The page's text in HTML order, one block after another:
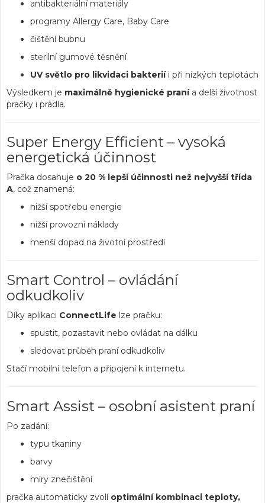
antibakteriální materiály
programy Allergy Care, Baby Care
čištění bubnu
sterilní gumové těsnění
UV světlo pro likvidaci bakteriíi při nízkých teplotách
Výsledkem je maximálně hygienické pranía delší životnost
pračky i prádla.
Super Energy Efficient – vysoká
energetická účinnost
Pračka dosahuje o 20 % lepší účinnosti než nejvyšší třída
A, což znamená:
nižší spotřebu energie
nižší provozní náklady
menší dopad na životní prostředí
Smart Control – ovládání
odkudkoliv
Díky aplikaci ConnectLife lze pračku:
spustit, pozastavit nebo ovládat na dálku
sledovat průběh praní odkudkoliv
Stačí mobilní telefon a připojení k internetu.
Smart Assist – osobní asistent praní
Po zadání:
typu tkaniny
barvy
míry znečištění
pračka automaticky zvolí optimální kombinaci teploty,